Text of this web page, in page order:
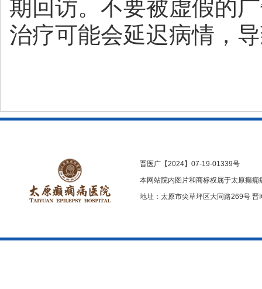
期回访。不要被虚假的
治疗可能会延迟病情，
晋医广【2024】07-19-01339号
本网站院内图片和商标权属于太原癫
地址：太原市尖草坪区大同路269号 晋